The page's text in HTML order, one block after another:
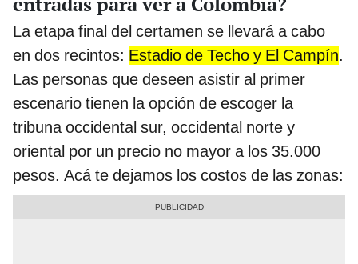
La etapa final del certamen se llevará a cabo
en dos recintos: Estadio de Techo y El Campín.
Las personas que deseen asistir al primer
escenario tienen la opción de escoger la
tribuna occidental sur, occidental norte y
oriental por un precio no mayor a los 35.000
pesos. Acá te dejamos los costos de las zonas: